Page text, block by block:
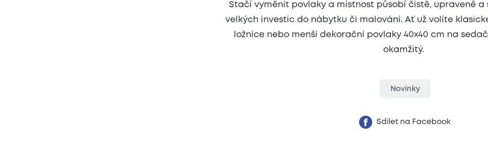
Stačí vyměnit povlaky a místnost působí čistě, upraveně a
velkých investic do nábytku či malování. Ať už volíte
ložnice nebo menší dekorační povlaky 40x40 cm na
okamžitý.
Novinky
Sdílet na Facebook